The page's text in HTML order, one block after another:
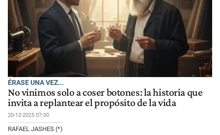
ÉRASE UNA VEZ...
No vinimos solo a coser botones: la historia que
invita a replantear el propósito de la vida
20-12-2025 07:00
RAFAEL JASHES (*)